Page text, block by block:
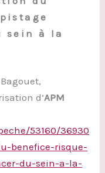
sein à la
d’APM
53160/36930
benefice-risque-
du-sein-a-la-